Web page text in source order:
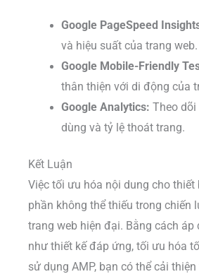
Google PageSpeed
và hiệu suất của trang web.
Google Mobile-Friendly
thân thiện với di động của
Google Analytics: Theo
dùng và tỷ lệ thoát trang.
Kết Luận
Việc tối ưu hóa nội dung cho
phần không thể thiếu trong chiến
trang web hiện đại. Bằng cách áp
như thiết kế đáp ứng, tối ưu hóa
sử dụng AMP, bạn có thể cải